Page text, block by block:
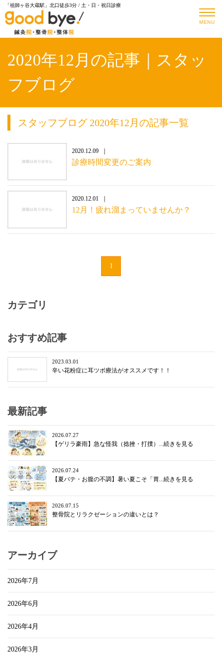
「祖師ヶ谷大蔵駅」北口徒歩3分 / 土・日・祝日診療
MENU
2020年12月の記事｜スタッ
フブログ
スタッフブログ 2020年12月の記事一覧
2020.12.09
診療時間変更のご案内
2020.12.01
12月！疲れ溜まっていませんか？
1
カテゴリ
おすすめ記事
2023.03.01
辛い花粉症に耳ツボ療法がオススメです！！
最新記事
2026.07.27
【ゲリラ豪雨】急な怪我（捻挫・打撲）...続きを見る
2026.07.24
【夏バテ・お腹の不調】暑い夏こそ「胃...続きを見る
2026.07.15
整骨院とリラクゼーションの違いとは？
アーカイブ
2026年7月
2026年6月
2026年4月
2026年3月